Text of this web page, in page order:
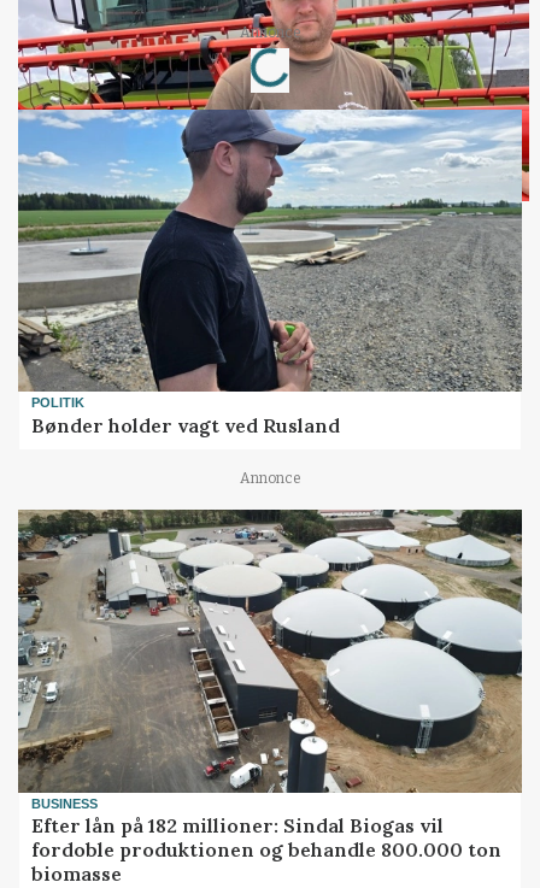
Annonce
Loading...
POLITIK
Bønder holder vagt ved Rusland
Annonce
BUSINESS
Efter lån på 182 millioner: Sindal Biogas vil
fordoble produktionen og behandle 800.000 ton
biomasse